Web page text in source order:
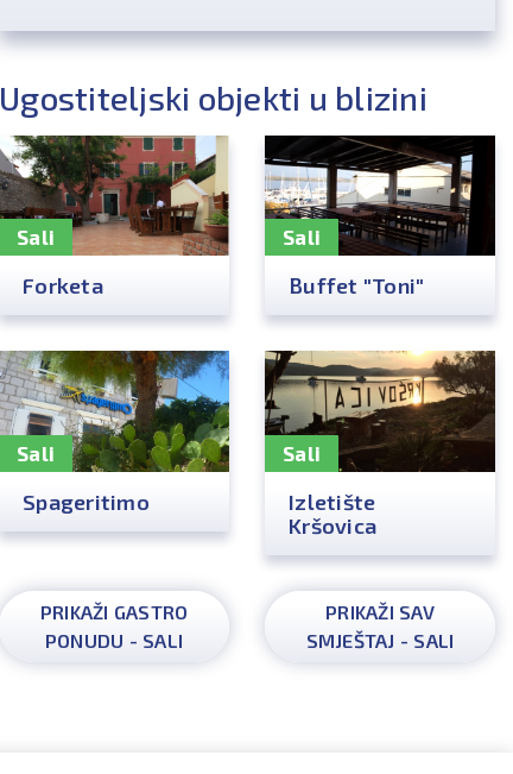
Ugostiteljski objekti u blizini
Sali
Forketa
Sali
Buffet "Toni"
Sali
Spageritimo
Sali
Izletište
Kršovica
PRIKAŽI GASTRO
PONUDU - SALI
PRIKAŽI SAV
SMJEŠTAJ - SALI